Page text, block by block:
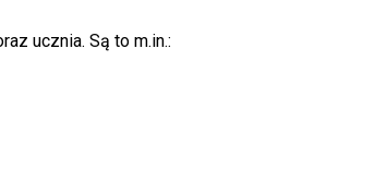
ucznia. Są to m.in.: